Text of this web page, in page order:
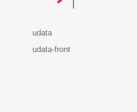
udata
udata-front